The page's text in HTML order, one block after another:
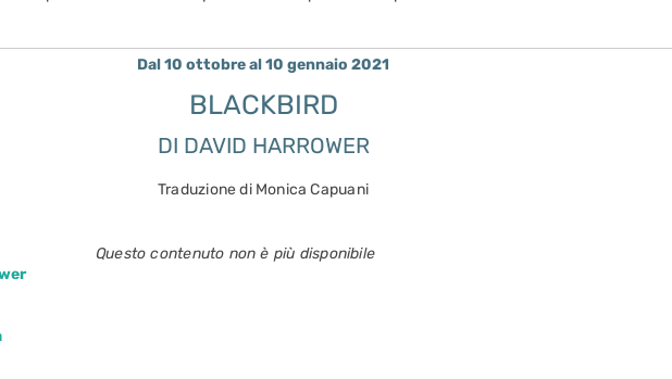
Dal 10 ottobre al 10 gennaio 2021
BLACKBIRD
DI DAVID HARROWER
Traduzione di Monica Capuani
Questo contenuto non è più disponibile